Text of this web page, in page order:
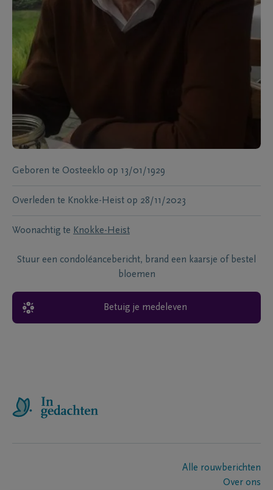
Geboren te Oosteeklo op 13/01/1929
Overleden te Knokke-Heist op 28/11/2023
Woonachtig te Knokke-Heist
Stuur een condoléancebericht, brand een kaarsje of bestel
bloemen
Betuig je medeleven
Alle rouwberichten
Over ons